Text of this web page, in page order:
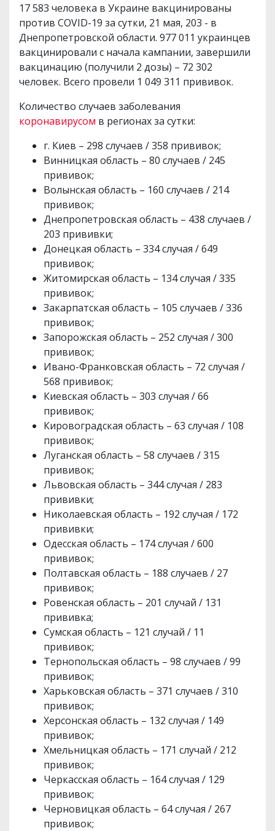
17 583 человека в Украине вакцинированы
против COVID-19 за сутки, 21 мая, 203 - в
Днепропетровской области. 977 011 украинцев
вакцинировали с начала кампании, завершили
вакцинацию (получили 2 дозы) – 72 302
человек. Всего провели 1 049 311 прививок.
Количество случаев заболевания
коронавирусом в регионах за сутки:
г. Киев – 298 случаев / 358 прививок;
Винницкая область – 80 случаев / 245
прививок;
Волынская область – 160 случаев / 214
прививок;
Днепропетровская область – 438 случаев /
203 прививки;
Донецкая область – 334 случая / 649
прививок;
Житомирская область – 134 случая / 335
прививок;
Закарпатская область – 105 случаев / 336
прививок;
Запорожская область – 252 случая / 300
прививок;
Ивано-Франковская область – 72 случая /
568 прививок;
Киевская область – 303 случая / 66
прививок;
Кировоградская область – 63 случая / 108
прививок;
Луганская область – 58 случаев / 315
прививок;
Львовская область – 344 случая / 283
прививки;
Николаевская область – 192 случая / 172
прививки;
Одесская область – 174 случая / 600
прививок;
Полтавская область – 188 случаев / 27
прививок;
Ровенская область – 201 случай / 131
прививка;
Сумская область – 121 случай / 11
прививок;
Тернопольская область – 98 случаев / 99
прививок;
Харьковская область – 371 случаев / 310
прививок;
Херсонская область – 132 случая / 149
прививок;
Хмельницкая область – 171 случай / 212
прививок;
Черкасская область – 164 случая / 129
прививок;
Черновицкая область – 64 случая / 267
прививок;